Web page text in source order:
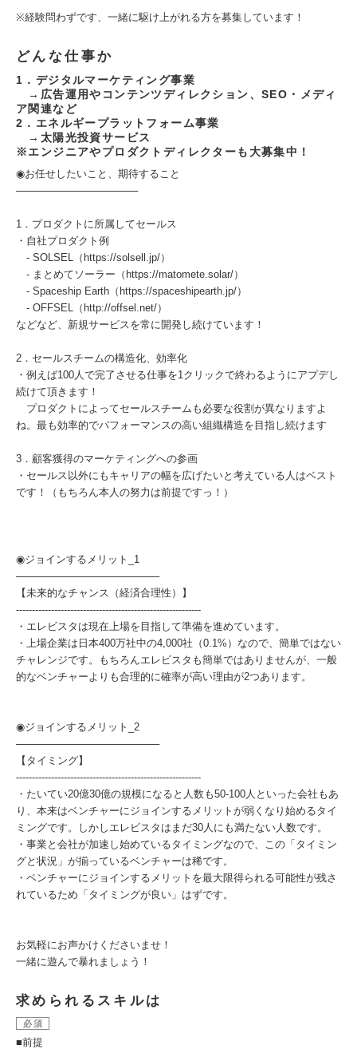
※経験問わずです、一緒に駆け上がれる方を募集しています！
どんな仕事か
1．デジタルマーケティング事業
→広告運用やコンテンツディレクション、SEO・メディ
ア関連など
2．エネルギープラットフォーム事業
→太陽光投資サービス
※エンジニアやプロダクトディレクターも大募集中！
◉お任せしたいこと、期待すること
─────────────────
1．プロダクトに所属してセールス
・自社プロダクト例
- SOLSEL（https://solsell.jp/）
- まとめてソーラー（https://matomete.solar/）
- Spaceship Earth（https://spaceshipearth.jp/）
- OFFSEL（http://offsel.net/）
などなど、新規サービスを常に開発し続けています！
2．セールスチームの構造化、効率化
・例えば100人で完了させる仕事を1クリックで終わるようにアプデし
続けて頂きます！
プロダクトによってセールスチームも必要な役割が異なりますよ
ね。最も効率的でパフォーマンスの高い組織構造を目指し続けます
3．顧客獲得のマーケティングへの参画
・セールス以外にもキャリアの幅を広げたいと考えている人はベスト
です！（もちろん本人の努力は前提ですっ！）
◉ジョインするメリット_1
────────────────────
【未来的なチャンス（経済合理性）】
----------------------------------------------------------
・エレビスタは現在上場を目指して準備を進めています。
・上場企業は日本400万社中の4,000社（0.1%）なので、簡単ではない
チャレンジです。もちろんエレビスタも簡単ではありませんが、一般
的なベンチャーよりも合理的に確率が高い理由が2つあります。
◉ジョインするメリット_2
────────────────────
【タイミング】
----------------------------------------------------------
・たいてい20億30億の規模になると人数も50-100人といった会社もあ
り、本来はベンチャーにジョインするメリットが弱くなり始めるタイ
ミングです。しかしエレビスタはまだ30人にも満たない人数です。
・事業と会社が加速し始めているタイミングなので、この「タイミン
グと状況」が揃っているベンチャーは稀です。
・ベンチャーにジョインするメリットを最大限得られる可能性が残さ
れているため「タイミングが良い」はずです。
お気軽にお声かけくださいませ！
一緒に遊んで暴れましょう！
求められるスキルは
必須
■前提